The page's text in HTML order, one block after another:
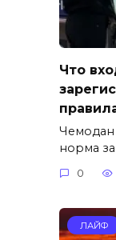
Что
Чемодан
норма
0
ЛАЙФ